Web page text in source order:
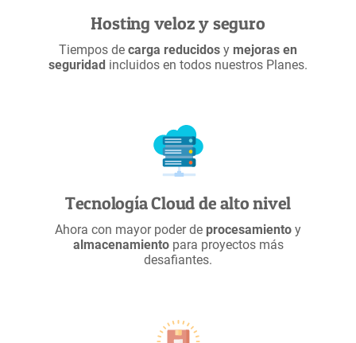
Hosting veloz y seguro
Tiempos de carga reducidos y mejoras en
seguridad incluidos en todos nuestros Planes.
Tecnología Cloud de alto nivel
Ahora con mayor poder de procesamiento y
almacenamientopara proyectos más
desafiantes.